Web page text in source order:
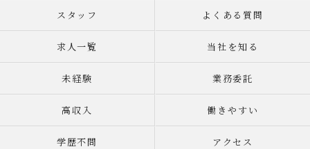
スタッフ よくある質問
求人一覧 当社を知る
未経験 業務委託
高収入 働きやすい
学歴不問 アクセス